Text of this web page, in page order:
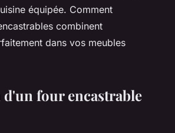
équipée. Comment
combinent
dans vos meubles
four encastrable